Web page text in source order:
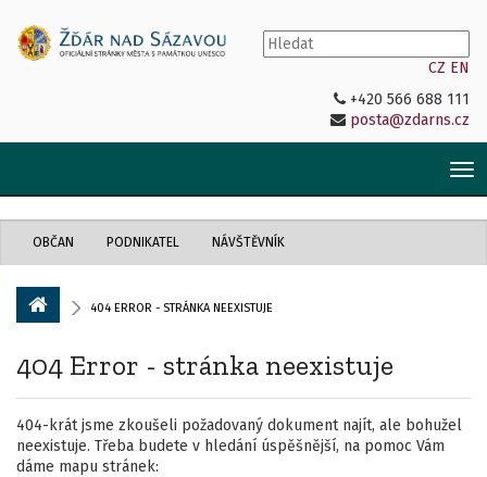
CZ EN
+420 566 688 111
posta@zdarns.cz
OBČAN PODNIKATEL NÁVŠTĚVNÍK
404 ERROR - STRÁNKA NEEXISTUJE
404 Error - stránka neexistuje
404-krát jsme zkoušeli požadovaný dokument najít, ale bohužel
neexistuje. Třeba budete v hledání úspěšnější, na pomoc Vám
dáme mapu stránek: